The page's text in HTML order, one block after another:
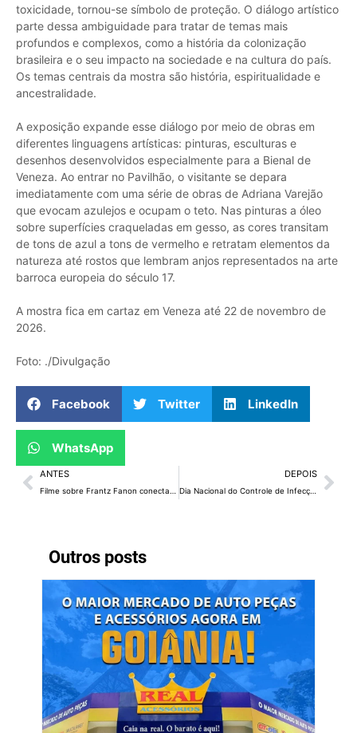
Outros posts
toxicidade, tornou-se símbolo de proteção. O diálogo artístico
parte dessa ambiguidade para tratar de temas mais
profundos e complexos, como a história da colonização
brasileira e o seu impacto na sociedade e na cultura do país.
Os temas centrais da mostra são história, espiritualidade e
ancestralidade.
A exposição expande esse diálogo por meio de obras em
diferentes linguagens artísticas: pinturas, esculturas e
desenhos desenvolvidos especialmente para a Bienal de
Veneza. Ao entrar no Pavilhão, o visitante se depara
imediatamente com uma série de obras de Adriana Varejão
que evocam azulejos e ocupam o teto. Nas pinturas a óleo
sobre superfícies craqueladas em gesso, as cores transitam
de tons de azul a tons de vermelho e retratam elementos da
natureza até rostos que lembram anjos representados na arte
barroca europeia do século 17.
A mostra fica em cartaz em Veneza até 22 de novembro de
2026.
Foto: ./Divulgação
Facebook Twitter LinkedIn
WhatsApp
ANTES DEPOIS
Dia Nacional do Controle de Infecções Hospitalares ressalta a importância da higienização